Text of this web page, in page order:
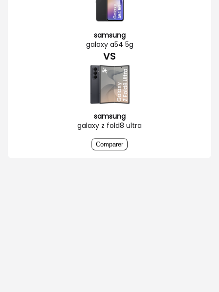
samsung
galaxy a54 5g
VS
samsung
galaxy z fold8 ultra
Comparer